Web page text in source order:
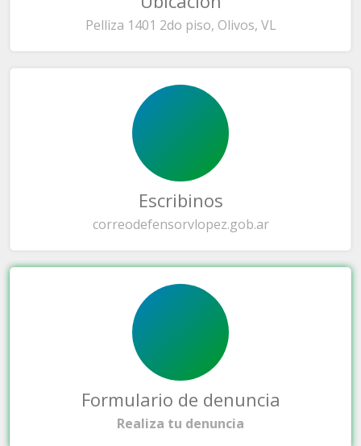
Pelliza 1401 2do piso, Olivos, VL
Escribinos
correodefensorvlopez.gob.ar
Formulario de denuncia
Realiza tu denuncia